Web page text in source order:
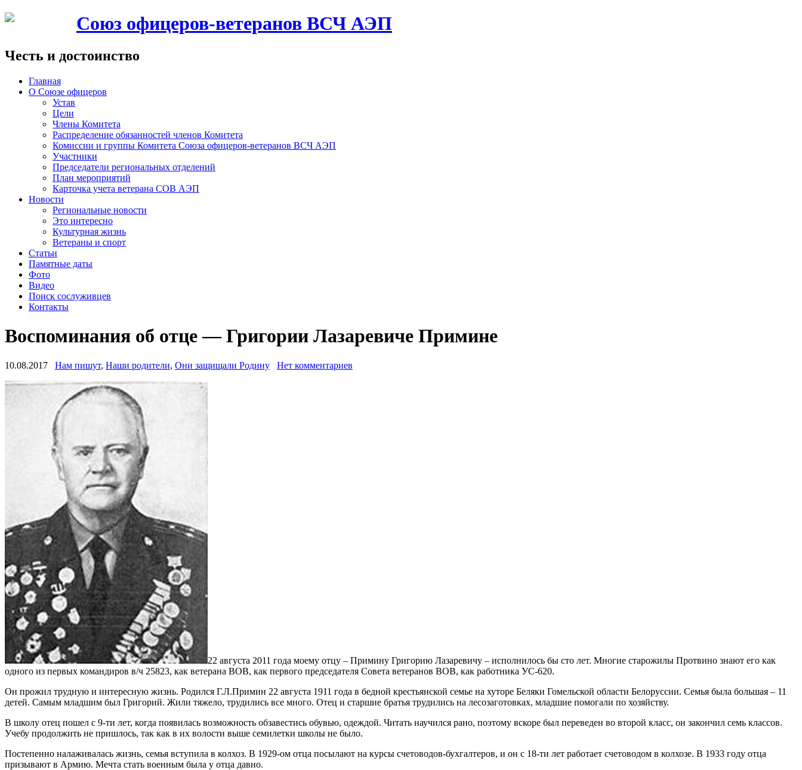
Союз офицеров-ветеранов ВСЧ АЭП
Честь и достоинство
Главная
О Союзе офицеров
Устав
Цели
Члены Комитета
Распределение обязанностей членов Комитета
Комиссии и группы Комитета Союза офицеров-ветеранов ВСЧ АЭП
Участники
Председатели региональных отделений
План мероприятий
Карточка учета ветерана CОВ АЭП
Новости
Региональные новости
Это интересно
Культурная жизнь
Ветераны и спорт
Статьи
Памятные даты
Фото
Видео
Поиск сослуживцев
Контакты
Воспоминания об отце — Григории Лазаревиче Примине
10.08.2017 Нам пишут, Наши родители, Они защищали Родину Нет комментариев
22 августа 2011 года моему отцу – Примину Григорию Лазаревичу – исполнилось бы сто лет. Многие старожилы Протвино знают его как
одного из первых командиров в/ч 25823, как ветерана ВОВ, как первого председателя Совета ветеранов ВОВ, как работника УС-620.
Он прожил трудную и интересную жизнь. Родился Г.Л.Примин 22 августа 1911 года в бедной крестьянской семье на хуторе Беляки Гомельской области Белоруссии. Семья была большая – 11
детей. Самым младшим был Григорий. Жили тяжело, трудились все много. Отец и старшие братья трудились на лесозаготовках, младшие помогали по хозяйству.
В школу отец пошел с 9-ти лет, когда появилась возможность обзавестись обувью, одеждой. Читать научился рано, поэтому вскоре был переведен во второй класс, он закончил семь классов.
Учебу продолжить не пришлось, так как в их волости выше семилетки школы не было.
Постепенно налаживалась жизнь, семья вступила в колхоз. В 1929-ом отца посылают на курсы счетоводов-бухгалтеров, и он с 18-ти лет работает счетоводом в колхозе. В 1933 году отца
призывают в Армию. Мечта стать военным была у отца давно.